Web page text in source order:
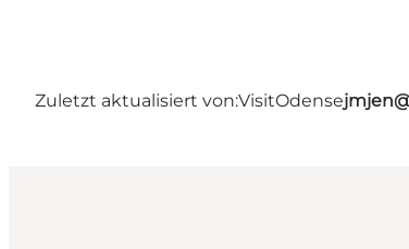
Zuletzt aktualisiert von:VisitOdense